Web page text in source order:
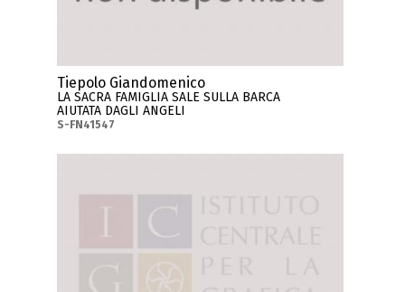
Tiepolo Giandomenico
LA SACRA FAMIGLIA SALE SULLA BARCA
AIUTATA DAGLI ANGELI
S-FN41547